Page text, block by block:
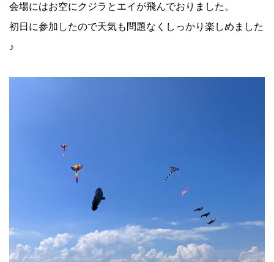
会場にはお空にクジラとエイが飛んでおりました。
初日に参加したので天気も問題なくしっかり楽しめました
♪